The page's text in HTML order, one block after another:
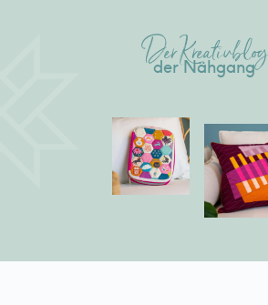
Der Kreativblog
der Nähgang